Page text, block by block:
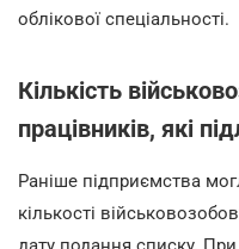
облікової спеціальності.
Кількість
працівників, які
Раніше підприємства
кількості